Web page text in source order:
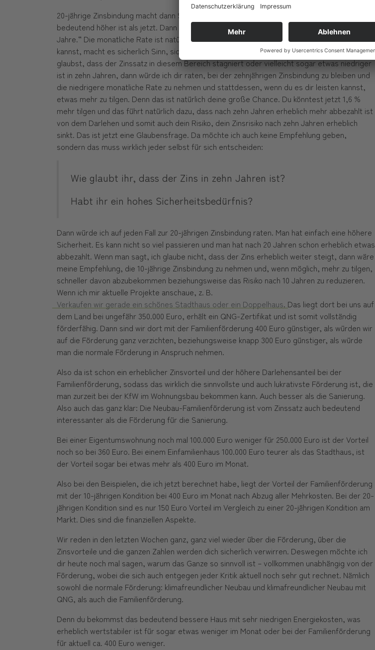
20-jährige Zinsbindung macht dann Sinn, wenn du Angst hast, dass in 10 Jahren der Zinssatz
bedeutend höher ist als jetzt. Dann würde ich dir ganz klar raten: „Sichere dir den Zins für 20
Jahre.“ Die monatliche Rate ist natürlich dadurch auch etwas höher. Wenn du dir die leisten
kannst, macht es sicherlich Sinn, sich die langfristige Zinsbindung einzukaufen. Wenn du
glaubst, dass der Zinssatz in diesem Bereich stagniert oder vielleicht sogar etwas niedriger
ist in zehn Jahren, dann würde ich dir raten, bei der zehnjährigen Zinsbindung zu bleiben und
die niedrigere monatliche Rate zu nehmen und stattdessen, wenn du es dir leisten kannst,
etwas mehr zu tilgen. Denn das ist natürlich deine große Chance. Du könntest jetzt 1,6 %
mehr tilgen und das führt natürlich dazu, dass nach zehn Jahren erheblich mehr abbezahlt ist
von dem Darlehen und somit auch dein Risiko, dein Zinsrisiko nach zehn Jahren erheblich
sinkt. Das ist jetzt eine Glaubensfrage. Da möchte ich auch keine Empfehlung geben,
sondern das muss wirklich jeder selbst für sich entscheiden:
Wie glaubt ihr, dass der Zins in zehn Jahren ist?
Habt ihr ein hohes Sicherheitsbedürfnis?
Dann würde ich auf jeden Fall zur 20-jährigen Zinsbindung raten. Man hat einfach eine höhere
Sicherheit. Es kann nicht so viel passieren und man hat nach 20 Jahren schon erheblich etwas
abbezahlt. Wenn man sagt, ich glaube nicht, dass der Zins erheblich weiter steigt, dann wäre
meine Empfehlung, die 10-jährige Zinsbindung zu nehmen und, wenn möglich, mehr zu tilgen,
schneller davon abzubekommen beziehungsweise das Risiko nach 10 Jahren zu reduzieren.
Wenn ich mir aktuelle Projekte anschaue, z. B.
Verkaufen wir gerade ein schönes Stadthaus oder ein Doppelhaus. Das liegt dort bei uns auf
dem Land bei ungefähr 350.000 Euro, erhält ein QNG-Zertifikat und ist somit vollständig
förderfähig. Dann sind wir dort mit der Familienförderung 400 Euro günstiger, als würden wir
auf die Förderung ganz verzichten, beziehungsweise knapp 300 Euro günstiger, als würde
man die normale Förderung in Anspruch nehmen.
Also da ist schon ein erheblicher Zinsvorteil und der höhere Darlehensanteil bei der
Familienförderung, sodass das wirklich die sinnvollste und auch lukrativste Förderung ist, die
man zurzeit bei der KfW im Wohnungsbau bekommen kann. Auch besser als die Sanierung.
Also auch das ganz klar: Die Neubau-Familienförderung ist vom Zinssatz auch bedeutend
interessanter als die Förderung für die Sanierung.
Bei einer Eigentumswohnung noch mal 100.000 Euro weniger für 250.000 Euro ist der Vorteil
noch so bei 360 Euro. Bei einem Einfamilienhaus 100.000 Euro teurer als das Stadthaus, ist
der Vorteil sogar bei etwas mehr als 400 Euro im Monat.
Also bei den Beispielen, die ich jetzt berechnet habe, liegt der Vorteil der Familienförderung
mit der 10-jährigen Kondition bei 400 Euro im Monat nach Abzug aller Mehrkosten. Bei der 20-
jährigen Kondition sind es nur 150 Euro Vorteil im Vergleich zu einer 20-jährigen Kondition am
Markt. Dies sind die finanziellen Aspekte.
Wir reden in den letzten Wochen ganz, ganz viel wieder über die Förderung, über die
Zinsvorteile und die ganzen Zahlen werden dich sicherlich verwirren. Deswegen möchte ich
dir heute noch mal sagen, warum das Ganze so sinnvoll ist – vollkommen unabhängig von der
Förderung, wobei die sich auch entgegen jeder Kritik aktuell noch sehr gut rechnet. Nämlich
sowohl die normale Förderung: klimafreundlicher Neubau und klimafreundlicher Neubau mit
QNG, als auch die Familienförderung.
Denn du bekommst das bedeutend bessere Haus mit sehr niedrigen Energiekosten, was
erheblich wertstabiler ist für sogar etwas weniger im Monat oder bei der Familienförderung
für aktuell ca. 400 Euro weniger.